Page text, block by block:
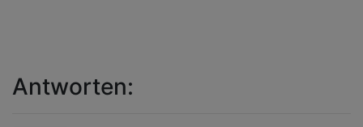
Antworten: